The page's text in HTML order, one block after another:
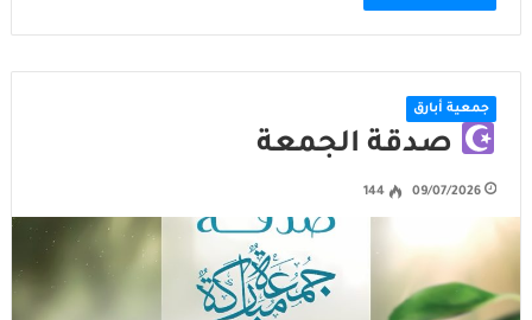
جمعية أبارق
صدقة الجمعة
09/07/2026
144